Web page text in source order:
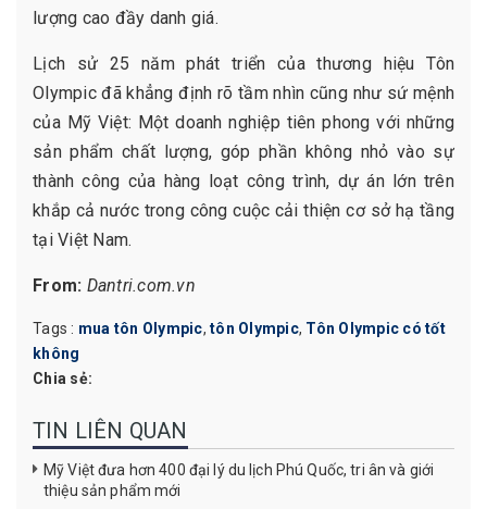
lượng cao đầy danh giá.
Lịch sử 25 năm phát triển của thương hiệu Tôn
Olympic đã khẳng định rõ tầm nhìn cũng như sứ mệnh
của Mỹ Việt: Một doanh nghiệp tiên phong với những
sản phẩm chất lượng, góp phần không nhỏ vào sự
thành công của hàng loạt công trình, dự án lớn trên
khắp cả nước trong công cuộc cải thiện cơ sở hạ tầng
tại Việt Nam.
From: Dantri.com.vn
Tags : mua tôn Olympic, tôn Olympic, Tôn Olympic có tốt
không
Chia sẻ:
TIN LIÊN QUAN
Mỹ Việt đưa hơn 400 đại lý du lịch Phú Quốc, tri ân và giới
thiệu sản phẩm mới